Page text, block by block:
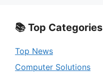
📚 Top Categories
Top News
Computer Solutions